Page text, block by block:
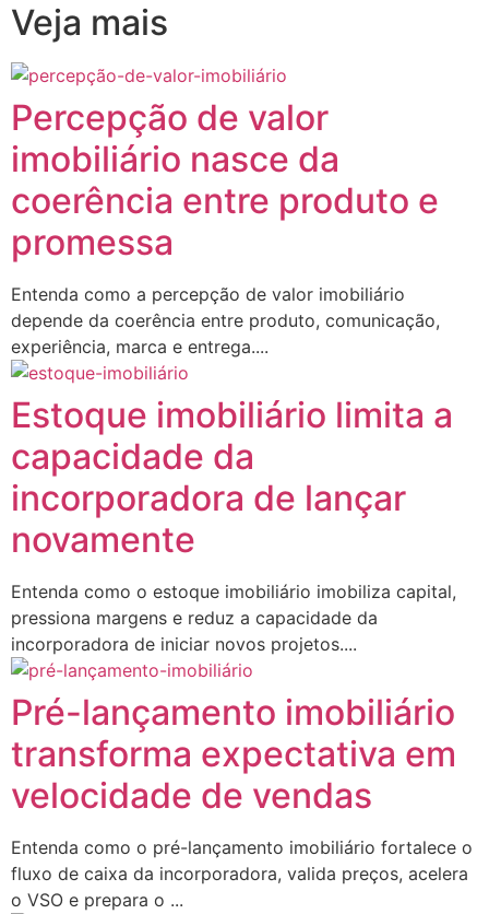
Veja mais
Percepção de valor
imobiliário nasce da
coerência entre produto e
promessa
Entenda como a percepção de valor imobiliário
depende da coerência entre produto, comunicação,
experiência, marca e entrega....
Estoque imobiliário limita a
capacidade da
incorporadora de lançar
novamente
Entenda como o estoque imobiliário imobiliza capital,
pressiona margens e reduz a capacidade da
incorporadora de iniciar novos projetos....
Pré-lançamento imobiliário
transforma expectativa em
velocidade de vendas
Entenda como o pré-lançamento imobiliário fortalece o
fluxo de caixa da incorporadora, valida preços, acelera
o VSO e prepara o ...